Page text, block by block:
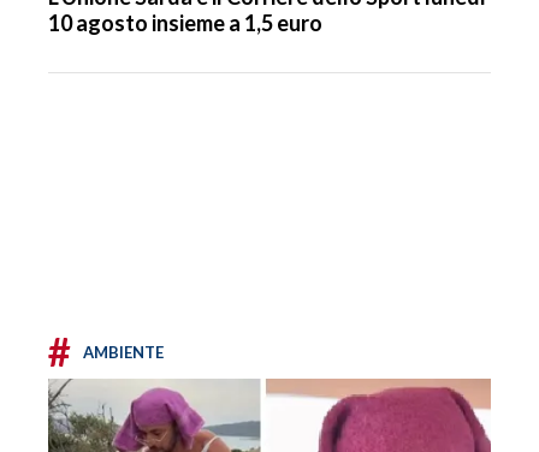
10 agosto insieme a 1,5 euro
# AMBIENTE